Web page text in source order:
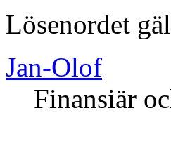
Lösenordet
Jan-Olof
Finansiär